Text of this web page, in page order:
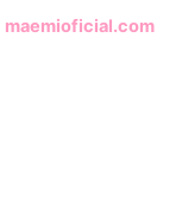
maemioficial.com